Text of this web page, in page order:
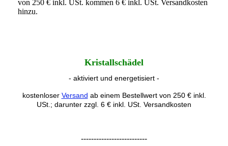
von 250 € inkl. USt. kommen 6 € inkl. USt. Versandkosten
hinzu.
Kristallschädel
- aktiviert und energetisiert -
kostenloser Versand ab einem Bestellwert von 250 € inkl.
USt.; darunter zzgl. 6 € inkl. USt. Versandkosten
--------------------------